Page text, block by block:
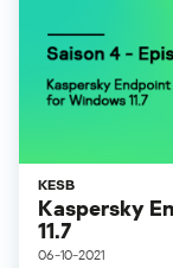
KESB
Kaspersky
11.7
06-10-2021